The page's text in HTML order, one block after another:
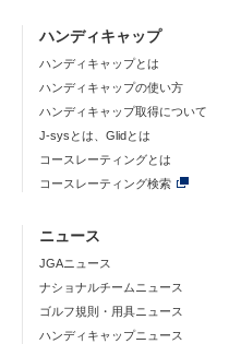
ハンディキャップ
ハンディキャップとは
ハンディキャップの使い方
ハンディキャップ取得について
J-sysとは、Glidとは
コースレーティングとは
コースレーティング検索
ニュース
JGAニュース
ナショナルチームニュース
ゴルフ規則・用具ニュース
ハンディキャップニュース